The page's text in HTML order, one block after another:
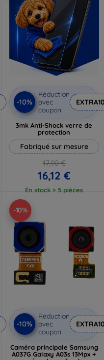
-10%
Réduction
avec
coupon
EXTRA10
3mk Anti-Shock verre de
protection
Fabriqué sur mesure
17,90 €
16,12 €
En stock > 5 pièces
-10%
-10%
Réduction
avec
coupon
EXTRA10
Caméra principale Samsung
A037G Galaxy A03s 13Mpx +